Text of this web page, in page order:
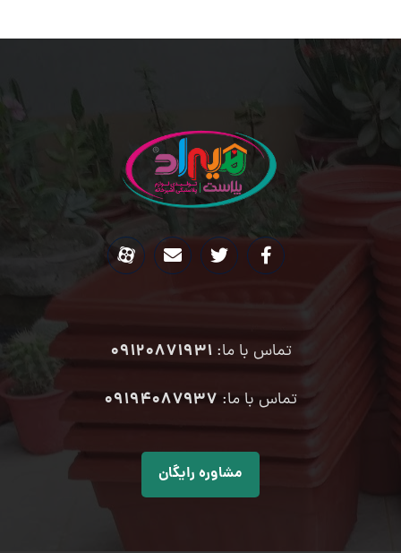
تماس با ما:09120871931
تماس با ما: ۰۹۱۹۴۰۸۷۹۳۷
مشاوره رایگان